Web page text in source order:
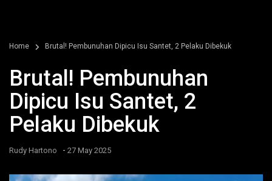
Home Brutal! Pembunuhan Dipicu Isu Santet, 2 Pelaku Dibekuk
Brutal! Pembunuhan
Dipicu Isu Santet, 2
Pelaku Dibekuk
Rudy Hartono - 27 May 2025